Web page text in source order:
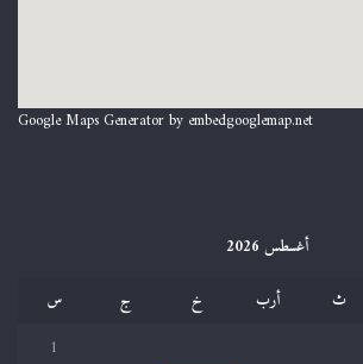
Google Maps Generator by embedgooglemap.net
أغسطس 2026
ث أرب خ ج
س
1